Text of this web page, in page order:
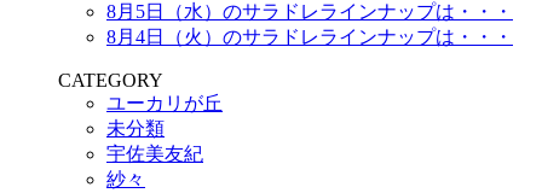
8月5日（水）のサラドレラインナップは・・・
8月4日（火）のサラドレラインナップは・・・
CATEGORY
ユーカリが丘
未分類
宇佐美友紀
紗々